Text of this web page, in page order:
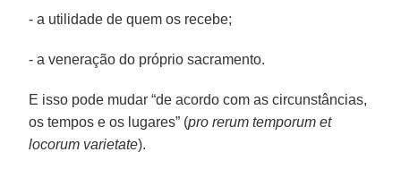
- a utilidade de quem os recebe;
- a veneração do próprio sacramento.
E isso pode mudar “de acordo com as circunstâncias,
os tempos e os lugares” (pro rerum temporum et
locorum varietate).